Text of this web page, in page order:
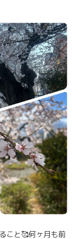
こと🥰何ヶ月も前